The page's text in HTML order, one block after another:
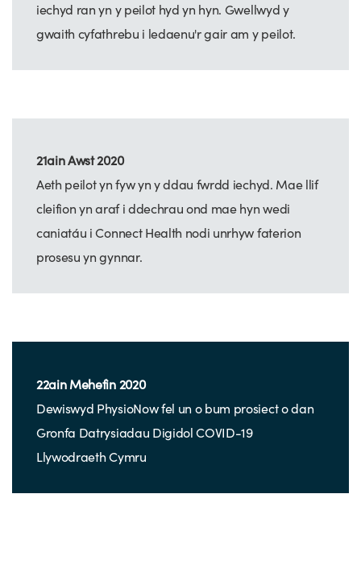
iechyd ran yn y peilot hyd yn hyn. Gwellwyd y
gwaith cyfathrebu i ledaenu'r gair am y peilot.
21ain Awst 2020
Aeth peilot yn fyw yn y ddau fwrdd iechyd. Mae llif
cleifion yn araf i ddechrau ond mae hyn wedi
caniatáu i Connect Health nodi unrhyw faterion
prosesu yn gynnar.
22ain Mehefin 2020
Dewiswyd PhysioNow fel un o bum prosiect o dan
Gronfa Datrysiadau Digidol COVID-19
Llywodraeth Cymru